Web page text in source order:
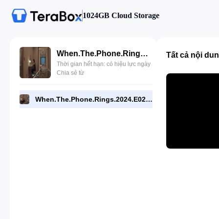
1024GB Cloud Storage
When.The.Phone.Rings.2024.E02.720p.NF.WEB.[RMC].mp4
Thời gian hết hạn: có hiệu lực ngày
Chia sẻ từ
When.The.Phone.Rings.2024.E02.720p.NF.WEB.[RMC].mp4
Tất cả nội